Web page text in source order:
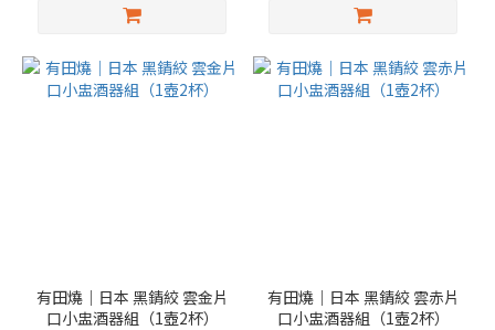
有田燒｜日本 黑錆絞 雲金片
口小盅酒器組（1壺2杯）
有田燒｜日本 黑錆絞 雲赤片
口小盅酒器組（1壺2杯）